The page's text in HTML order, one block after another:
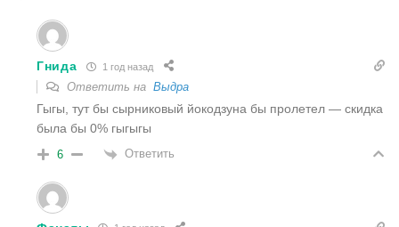
Гнида 1 год назад
Ответить на Выдра
Гыгы, тут бы сырниковый йокодзуна бы пролетел — скидка
была бы 0% гыгыгы
6 Ответить